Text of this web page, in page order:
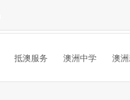
抵澳服务 澳洲中学 澳